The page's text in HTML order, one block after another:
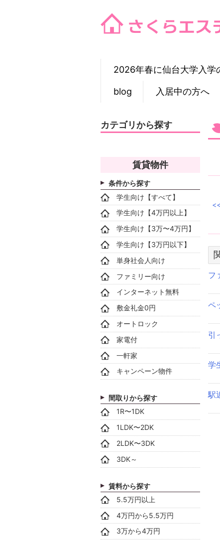
2026年春に仙台大学入学
blog 入居中の方へ
稿
ー
シ
フ
ペ
引
学
駅
カテゴリから探す
賃貸物件
条件から探す
学生向け【すべて】
学生向け【4万円以上】
学生向け【3万〜4万円】
学生向け【3万円以下】
単身社会人向け
ファミリー向け
インターネット無料
敷金礼金0円
オートロック
家電付
一軒家
キャンペーン物件
間取りから探す
1R〜1DK
1LDK〜2DK
2LDK〜3DK
3DK～
賃料から探す
5.5万円以上
4万円から5.5万円
3万から4万円